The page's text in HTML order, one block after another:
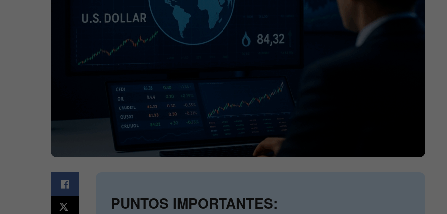
PUNTOS IMPORTANTES: